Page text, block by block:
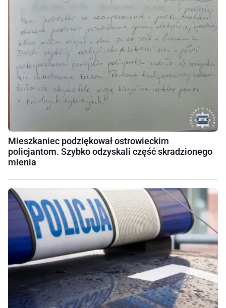
Mieszkaniec podziękował ostrowieckim
policjantom. Szybko odzyskali część skradzionego
mienia